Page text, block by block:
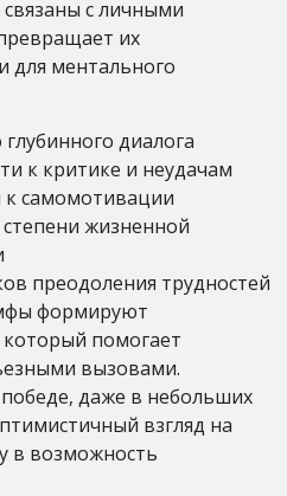
с личными
их
для ментального
диалога
к критике и неудачам
самомотивации
жизненной
преодоления трудностей
формируют
помогает
вызовами.
даже в небольших
взгляд на
в возможность